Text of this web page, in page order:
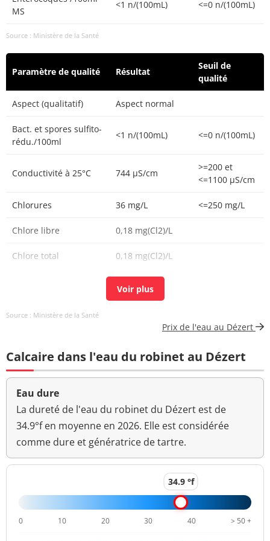
MS
<1 n/(100mL) <=0 n/(100mL)
Source : Ministère de la Santé
Paramètre de qualité Résultat
Seuil de
qualité
Aspect (qualitatif) Aspect normal
Bact. et spores sulfito-
rédu./100ml
<1 n/(100mL) <=0 n/(100mL)
Conductivité à 25°C 744 µS/cm
>=200 et
<=1100 µS/cm
Chlorures 36 mg/L <=250 mg/L
Chlore libre 0,18 mg(Cl2)/L
Chlore total 0,18 mg(Cl2)/L
0,5 mg(C)/L
changement
Bactéries coliformes
<1 n/(100mL) <=0 n/(100mL)
Fer total 2,5 µg/L <=200 µg/L
Bact. aér. revivifiables
à 22°-68h
4 n/mL
Manganèse total <1,0 µg/L <=50 µg/L
Source : Ministère de la Santé
Prix de l'eau au Dézert
Calcaire dans l'eau du robinet au Dézert
Eau dure
La dureté de l'eau du robinet du Dézert est de
34.9°f en moyenne en 2026. Elle est considérée
comme dure et génératrice de tartre.
34.9 °f
0 10 20 30 40 > 50 +